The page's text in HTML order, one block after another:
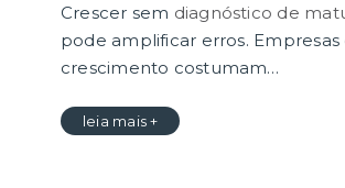
Crescer sem diagnóstico de
pode amplificar erros. Empresas
crescimento costumam…
leia mais +